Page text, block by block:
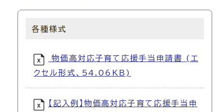
各種様式
物価高対応子育て応援手当申請書 (エ
クセル形式、54.06KB)
【記入例】物価高対応子育て応援手当申